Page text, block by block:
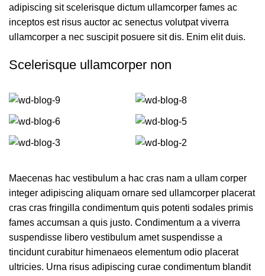
adipiscing sit scelerisque dictum ullamcorper fames ac
inceptos est risus auctor ac senectus volutpat viverra
ullamcorper a nec suscipit posuere sit dis. Enim elit duis.
Scelerisque ullamcorper non
Maecenas hac vestibulum a hac cras nam a ullam corper
integer adipiscing aliquam ornare sed ullamcorper placerat
cras cras fringilla condimentum quis potenti sodales primis
fames accumsan a quis justo. Condimentum a a viverra
suspendisse libero vestibulum amet suspendisse a
tincidunt curabitur himenaeos elementum odio placerat
ultricies. Urna risus adipiscing curae condimentum blandit